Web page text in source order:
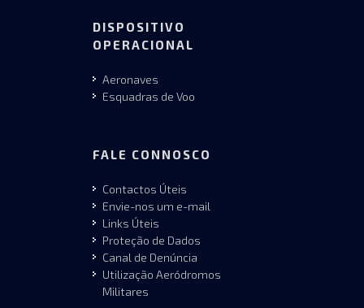
DISPOSITIVO
OPERACIONAL
Aeronaves
Esquadras de Voo
FALE CONNOSCO
Contactos Úteis
Envie-nos um e-mail
Links Úteis
Proteção de Dados
Canal de Denúncia
Utilização Aeródromos
Militares